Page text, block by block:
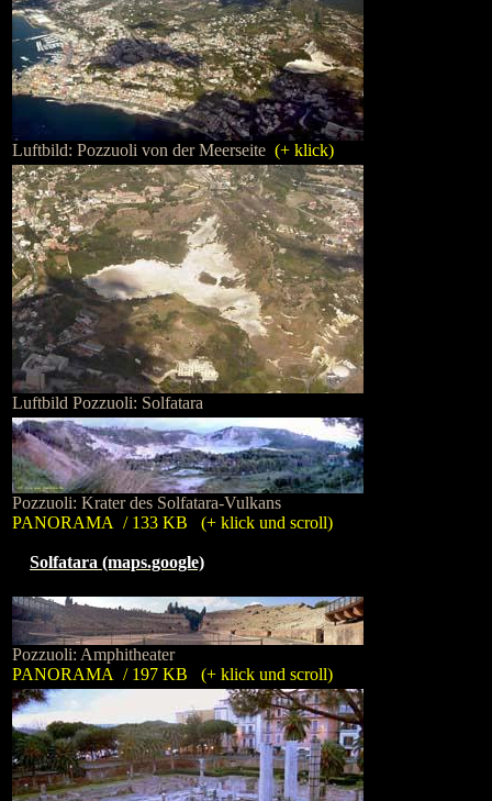
Luftbild: Pozzuoli von der Meerseite (+ klick)
Luftbild Pozzuoli: Solfatara
Pozzuoli: Krater des Solfatara-Vulkans
PANORAMA / 133 KB (+ klick und scroll)
Solfatara (maps.google)
Pozzuoli: Amphitheater
PANORAMA / 197 KB (+ klick und scroll)